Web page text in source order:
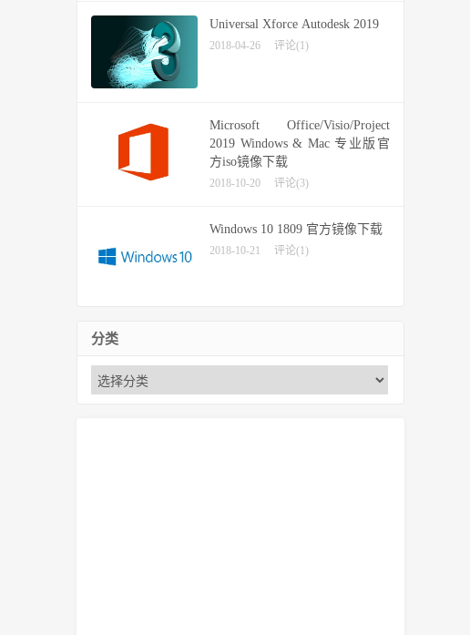
Universal Xforce Autodesk 2019
2018-04-26 评论(1)
Microsoft Office/Visio/Project
2019 Windows & Mac 专业版官
方iso镜像下载
2018-10-20 评论(3)
Windows 10 1809 官方镜像下载
2018-10-21 评论(1)
分类